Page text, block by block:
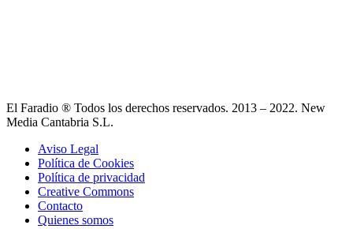
El Faradio ® Todos los derechos reservados. 2013 – 2022. New
Media Cantabria S.L.
Aviso Legal
Política de Cookies
Política de privacidad
Creative Commons
Contacto
Quienes somos